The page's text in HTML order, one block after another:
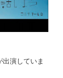
演していま